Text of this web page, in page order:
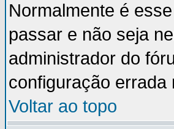
Normalmente é
passar e não seja
administrador do
configuração errada
Voltar ao topo